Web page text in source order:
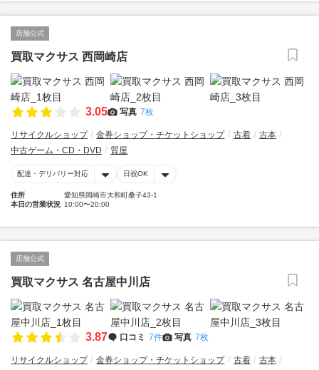
店舗公式
買取マクサス 西岡崎店
3.05 写真 7枚
リサイクルショップ 金券ショップ・チケットショップ 古着
古本
中古ゲーム・CD・DVD
質屋
配達・デリバリー対応 日祝OK
住所
愛知県岡崎市大和町桑子43-1
本日の営業状況 10:00〜20:00
店舗公式
買取マクサス 名古屋中川店
3.87 口コミ 7件 写真 7枚
リサイクルショップ 金券ショップ・チケットショップ 古着
古本